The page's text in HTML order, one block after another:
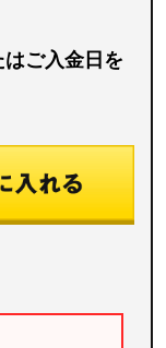
ご入金日を